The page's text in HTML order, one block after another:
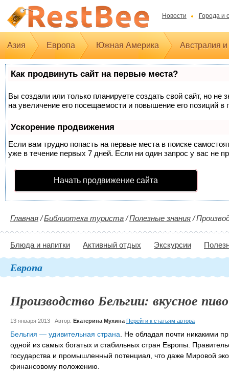
Новости Города и
Азия Европа Южная Америка Австралия
Как продвинуть сайт на первые места?
Вы создали или только планируете создать свой сайт, но
на увеличение его посещаемости и повышение его позиций в
Ускорение продвижения
Если вам трудно попасть на первые места в поиске
уже в течение первых 7 дней. Если ни один запрос у вас не
Начать продвижение сайта
Главная /Библиотека туриста /Полезные знания /
Блюда и напитки Активный отдых Экскурсии
Европа
Производство Бельгии: вкусное
13 января 2013 Автор: Екатерина Мухина Перейти к статьям автора
Бельгия ― удивительная страна . Не обладая почти никакими
одной из самых богатых и стабильных стран Европы.
государства и промышленный потенциал, что даже Мировой
финансовому положению.